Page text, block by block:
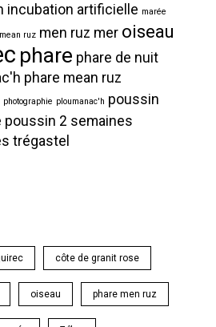
incubation artificielle marée
mean ruz men ruz mer oiseau
phare phare de nuit
phare mean ruz
photographie ploumanac'h poussin
poussin 2 semaines
trégastel
côte de granit rose
oiseau phare men ruz